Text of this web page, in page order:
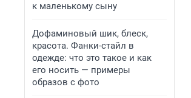
к маленькому сыну
Дофаминовый шик, блеск,
красота. Фанки-стайл в
одежде: что это такое и как
его носить — примеры
образов с фото